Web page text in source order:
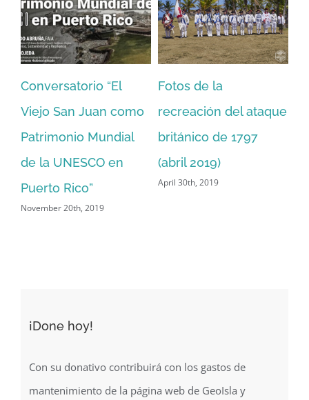
del ataque
1797
Charla “Héroes de
una tradición
milenaria: Albañiles
del San Juan National
Historic Site”
April 25th, 2019
Conversatorio:
aniversario del
Urbano
February 5th, 2020
¡Done hoy!
Con su donativo contribuirá con los gastos de
mantenimiento de la página web de GeoIsla y